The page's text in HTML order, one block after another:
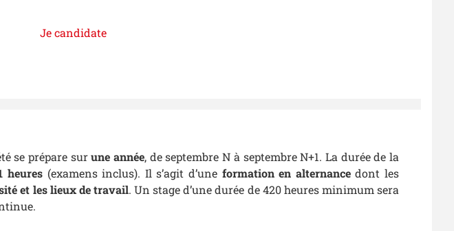
Je candidate
se prépare surune année, de septembre N à septembre N+1. La durée de la
heures (examens inclus). Il s’agit d’une formation en alternancedont les
et les lieux de travail. Un stage d’une durée de 420 heures minimum sera